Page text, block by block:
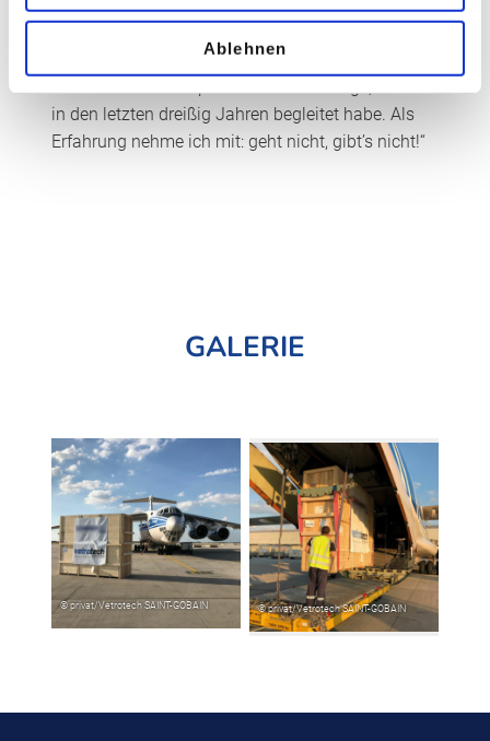
Ablehnen
begleiten durfte: Wir wissen, dass der Auftraggeber
permanent erhöhten Adrenalinspiegel – war das
in den letzten dreißig Jahren begleitet habe. Als
Erfahrung nehme ich mit: geht nicht, gibt’s nicht!“
GALERIE